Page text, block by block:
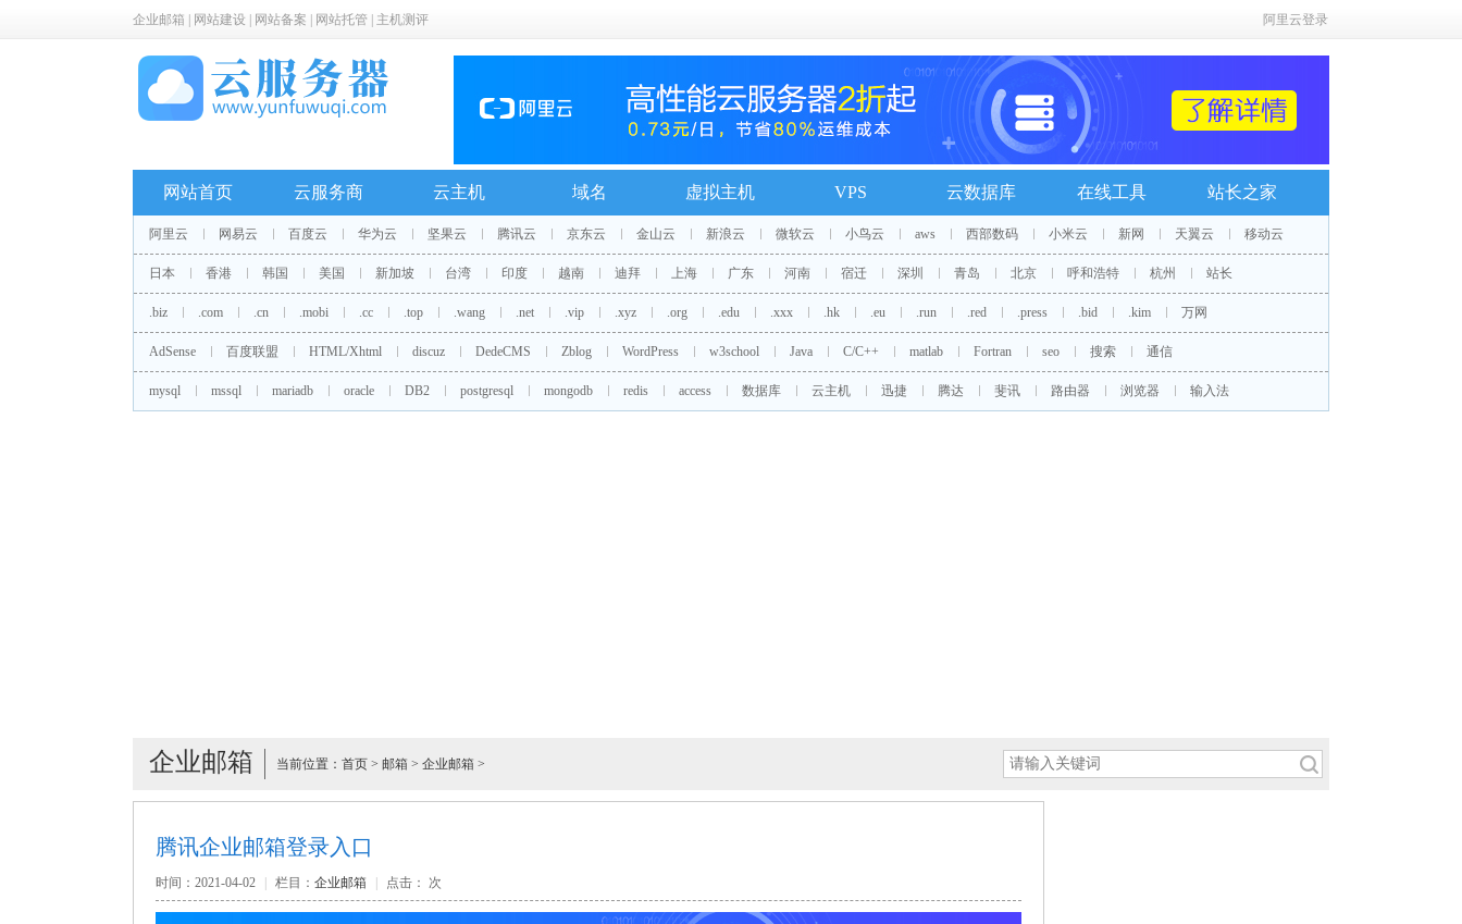
企业邮箱 网站建设 网站备案 网站托管 主机测评 阿里云登录
网站首页 云服务商 云主机 域名 虚拟主机 VPS 云数据库 在线工具 站长之家
阿里云 网易云 百度云 华为云 坚果云 腾讯云 京东云 金山云 新浪云 微软云 小鸟云 aws 西部数码 小米云 新网 天翼云 移动云
日本 香港 韩国 美国 新加坡 台湾 印度 越南 迪拜 上海 广东 河南 宿迁 深圳 青岛 北京 呼和浩特 杭州 站长
.biz .com .cn .mobi .cc .top .wang .net .vip .xyz .org .edu .xxx .hk .eu .run .red .press .bid .kim 万网
AdSense 百度联盟 HTML/Xhtml discuz DedeCMS Zblog WordPress w3school Java C/C++ matlab Fortran seo 搜索 通信
mysql mssql mariadb oracle DB2 postgresql mongodb redis access 数据库 云主机 迅捷 腾达 斐讯 路由器 浏览器 输入法
企业邮箱 当前位置： 首页 > 邮箱 > 企业邮箱 >
腾讯企业邮箱登录入口
时间：2021-04-02 栏目： 企业邮箱 点击： 次